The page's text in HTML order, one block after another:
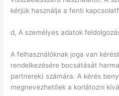
kérjük használja a fenti
d, A személyes adatok
A felhasználóknak joga van
rendelkezésére bocsátását
partnerek) számára. A kérés
megnevezhetőek a korlátozni